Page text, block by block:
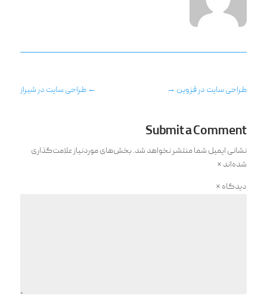
←طراحی سایت در شیراز طراحی سایت در قزوین →
Submit a Comment
نشانی ایمیل شما منتشر نخواهد شد.بخش‌های موردنیاز علامت‌گذاری
شده‌اند *
دیدگاه *